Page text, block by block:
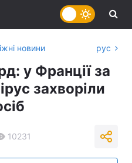
новини рус
у Франції за
захворіли
10231